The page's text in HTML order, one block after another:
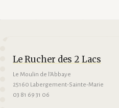
Le Rucher des 2 Lacs
Le Moulin de l’Abbaye
25160 Labergement-Sainte-Marie
03 81 69 31 06